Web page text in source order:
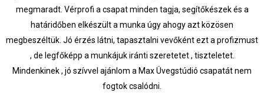
megmaradt. Vérprofi a csapat minden tagja, segítőkészek és a
határidőben elkészült a munka úgy ahogy azt közösen
megbeszéltük. Jó érzés látni, tapasztalni vevőként ezt a profizmust
, de legfőképp a munkájuk iránti szeretetet , tiszteletet.
Mindenkinek , jó szívvel ajánlom a Max Üvegstúdió csapatát nem
fogtok csalódni.